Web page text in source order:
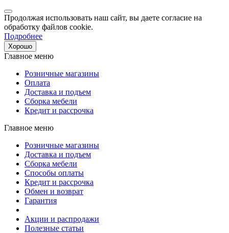
Продолжая использовать наш сайт, вы даете согласие на
обработку файлов cookie.
Подробнее
Хорошо
Главное меню
Розничные магазины
Оплата
Доставка и подъем
Сборка мебели
Кредит и рассрочка
Главное меню
Розничные магазины
Доставка и подъем
Сборка мебели
Способы оплаты
Кредит и рассрочка
Обмен и возврат
Гарантия
Акции и распродажи
Полезные статьи